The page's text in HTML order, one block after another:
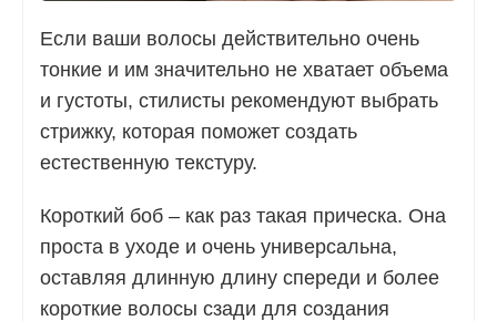
Если ваши волосы действительно очень
тонкие и им значительно не хватает объема
и густоты, стилисты рекомендуют выбрать
стрижку, которая поможет создать
естественную текстуру.
Короткий боб – как раз такая прическа. Она
проста в уходе и очень универсальна,
оставляя длинную длину спереди и более
короткие волосы сзади для создания